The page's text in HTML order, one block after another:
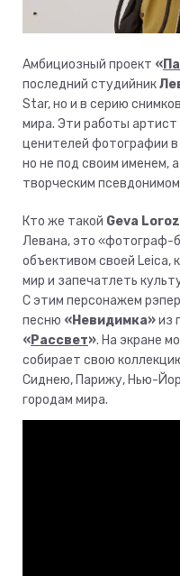
Амбициозный проект «
последний студийник
Star, но и в серию
мира. Эти работы
ценителей фотографии
но не под своим именем,
творческим
Кто же такой Geva
Левана, это «фотограф-
объективом своей Leica,
мир и запечатлеть
С этим персонажем
песню «Невидимка»из
«Рассвет». На экране
собирает свою
Сиднею, Парижу, Нью-
городам мира.